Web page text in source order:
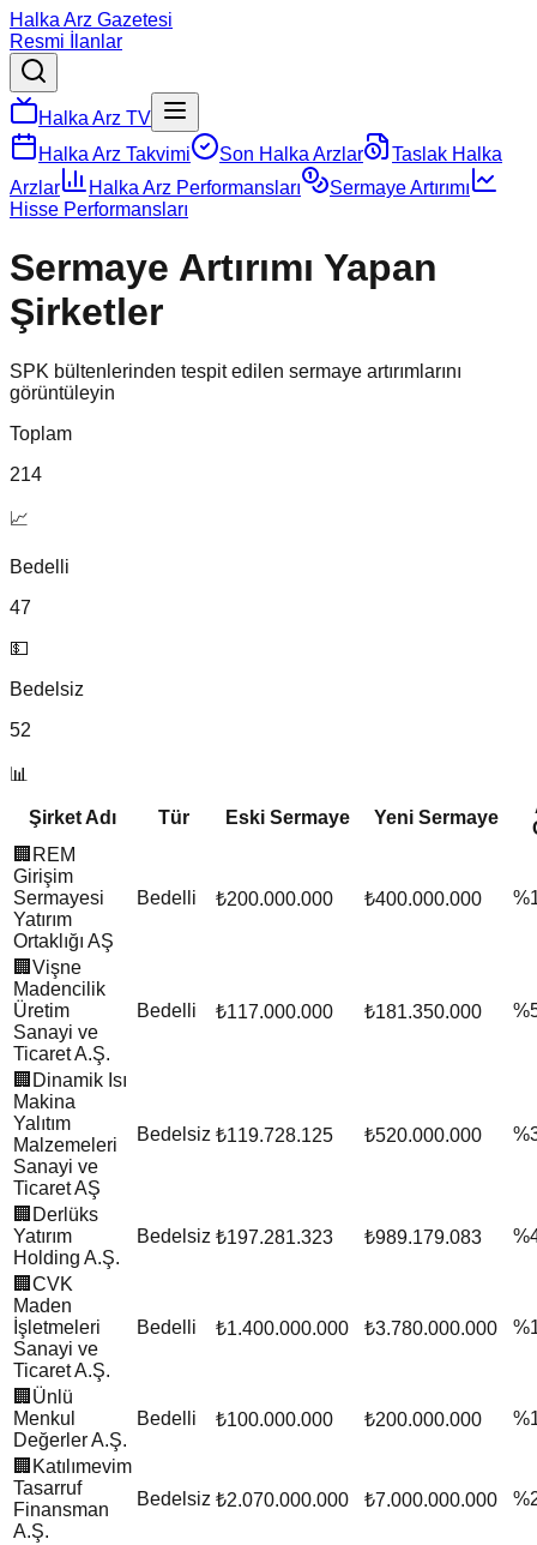
Halka Arz Gazetesi
Resmi İlanlar
Halka Arz TV
Halka Arz Takvimi
Son Halka Arzlar
Taslak Halka
Arzlar
Halka Arz Performansları
Sermaye Artırımı
Hisse Performansları
Sermaye Artırımı Yapan
Şirketler
SPK bültenlerinden tespit edilen sermaye artırımlarını
görüntüleyin
Toplam
214
📈
Bedelli
47
💵
Bedelsiz
52
📊
Şirket Adı Tür Eski Sermaye Yeni Sermaye
🏢 REM
Girişim
Sermayesi
Yatırım
Ortaklığı AŞ
Bedelli ₺200.000.000 ₺400.000.000 %
🏢 Vişne
Madencilik
Üretim
Sanayi ve
Ticaret A.Ş.
Bedelli ₺117.000.000 ₺181.350.000 %
🏢 Dinamik Isı
Makina
Yalıtım
Malzemeleri
Sanayi ve
Ticaret AŞ
Bedelsiz ₺119.728.125 ₺520.000.000 %
🏢 Derlüks
Yatırım
Holding A.Ş.
Bedelsiz ₺197.281.323 ₺989.179.083 %
🏢 CVK
Maden
İşletmeleri
Sanayi ve
Ticaret A.Ş.
Bedelli ₺1.400.000.000 ₺3.780.000.000 %
🏢 Ünlü
Menkul
Değerler A.Ş.
Bedelli ₺100.000.000 ₺200.000.000 %
🏢 Katılımevim
Tasarruf
Finansman
A.Ş.
Bedelsiz ₺2.070.000.000 ₺7.000.000.000 %